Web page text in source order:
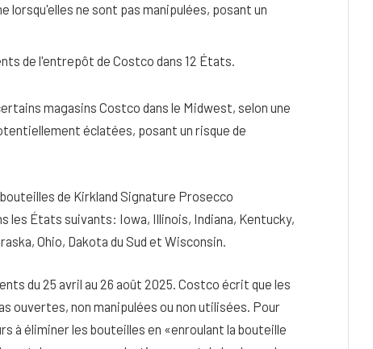
ne sont pas manipulées, posant un
de l'entrepôt de Costco dans 12 États.
magasins Costco dans le Midwest, selon une
éclatées, posant un risque de
de Kirkland Signature Prosecco
les États suivants: Iowa, Illinois, Indiana, Kentucky,
Ohio, Dakota du Sud et Wisconsin.
du 25 avril au 26 août 2025. Costco écrit que les
ouvertes, non manipulées ou non utilisées. Pour
éliminer les bouteilles en «enroulant la bouteille
Peau sèche et sensible : quels soins
utiliser pour ne pas l’irriter ?